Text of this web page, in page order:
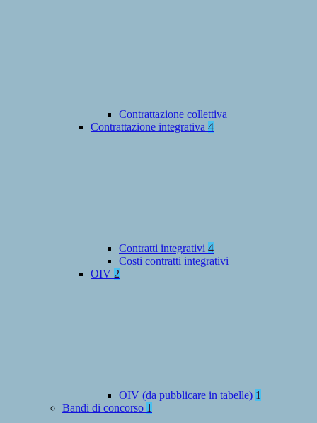
Contrattazione collettiva
Contrattazione integrativa 4
Contratti integrativi 4
Costi contratti integrativi
OIV 2
OIV (da pubblicare in tabelle) 1
Bandi di concorso 1